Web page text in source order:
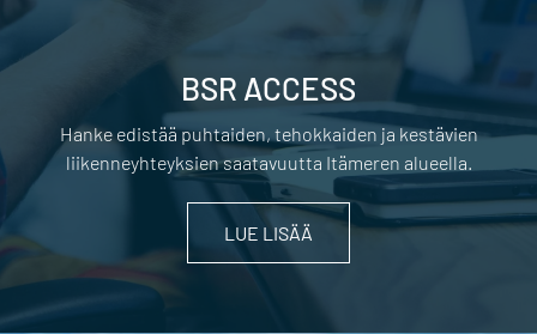
BSR ACCESS
Hanke edistää puhtaiden, tehokkaiden ja kestävien
liikenneyhteyksien saatavuutta Itämeren alueella.
LUE LISÄÄ